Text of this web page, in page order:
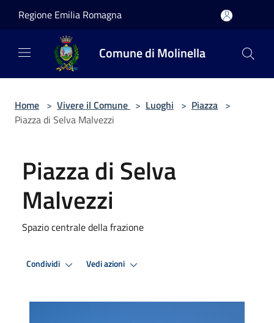
Regione Emilia Romagna
Comune di Molinella
Home > Vivere il Comune > Luoghi > Piazza >
Piazza di Selva Malvezzi
Piazza di Selva
Malvezzi
Spazio centrale della frazione
Condividi Vedi azioni